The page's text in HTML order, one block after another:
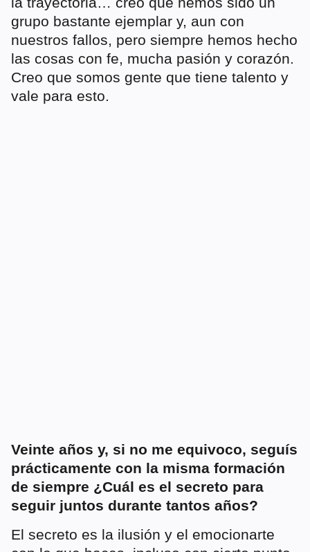
grupo bastante ejemplar y, aun con
nuestros fallos, pero siempre hemos hecho
las cosas con fe, mucha pasión y corazón.
Creo que somos gente que tiene talento y
vale para esto.
Veinte años y, si no me equivoco, seguís
prácticamente con la misma formación
de siempre ¿Cuál es el secreto para
seguir juntos durante tantos años?
El secreto es la ilusión y el emocionarte